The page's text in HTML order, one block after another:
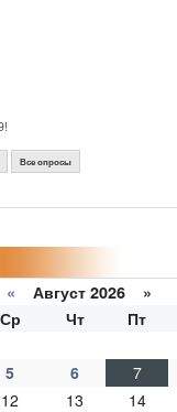
Все опросы
« Август 2026 »
Ср Чт Пт
5 6 7
12 13 14